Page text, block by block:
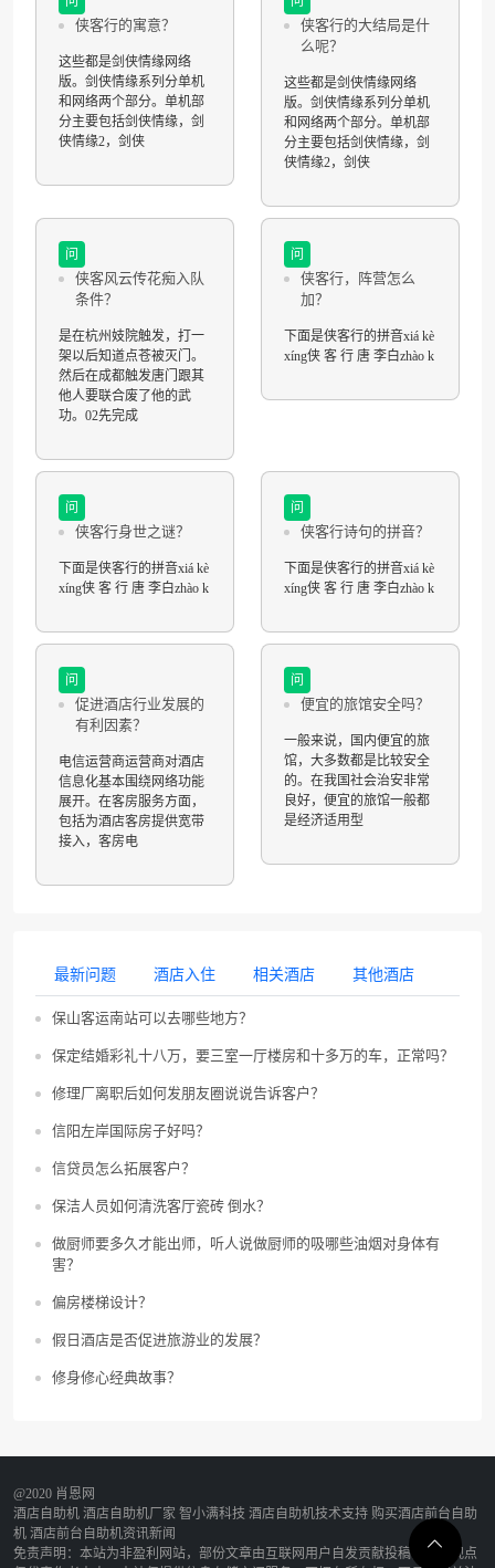
侠客行的寓意？
这些都是剑侠情缘网络
版。剑侠情缘系列分单机
和网络两个部分。单机部
分主要包括剑侠情缘，剑
侠情缘2，剑侠
侠客行的大结局是什
么呢？
这些都是剑侠情缘网络
版。剑侠情缘系列分单机
和网络两个部分。单机部
分主要包括剑侠情缘，剑
侠情缘2，剑侠
问
侠客风云传花痴入队
条件？
是在杭州妓院触发，打一
架以后知道点苍被灭门。
然后在成都触发唐门跟其
他人要联合废了他的武
功。02先完成
问
侠客行，阵营怎么
加？
下面是侠客行的拼音xiá kè
xíng侠 客 行 唐 李白zhào k
问
侠客行身世之谜？
下面是侠客行的拼音xiá kè
xíng侠 客 行 唐 李白zhào k
问
侠客行诗句的拼音？
下面是侠客行的拼音xiá kè
xíng侠 客 行 唐 李白zhào k
问
促进酒店行业发展的
有利因素？
电信运营商运营商对酒店
信息化基本围绕网络功能
展开。在客房服务方面，
包括为酒店客房提供宽带
接入，客房电
问
便宜的旅馆安全吗？
一般来说，国内便宜的旅
馆，大多数都是比较安全
的。在我国社会治安非常
良好，便宜的旅馆一般都
是经济适用型
最新问题 酒店入住 相关酒店 其他酒店
保山客运南站可以去哪些地方？
保定结婚彩礼十八万，要三室一厅楼房和十多万的车，正常吗？
修理厂离职后如何发朋友圈说说告诉客户？
信阳左岸国际房子好吗？
信贷员怎么拓展客户？
保洁人员如何清洗客厅瓷砖 倒水？
做厨师要多久才能出师，听人说做厨师的吸哪些油烟对身体有
害？
偏房楼梯设计？
假日酒店是否促进旅游业的发展？
修身修心经典故事？
@2020 肖恩网
酒店自助机 酒店自助机厂家 智小满科技 酒店自助机技术支持 购买酒店前台自助
机 酒店前台自助机资讯新闻
免责声明：本站为非盈利网站，部份文章由互联网用户自发贡献投稿，该文观点